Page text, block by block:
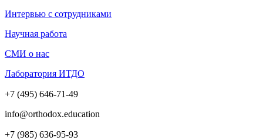
Интервью с сотрудниками
Научная работа
СМИ о нас
Лаборатория ИТДО
+7 (495) 646-71-49
info@orthodox.education
+7 (985) 636-95-93